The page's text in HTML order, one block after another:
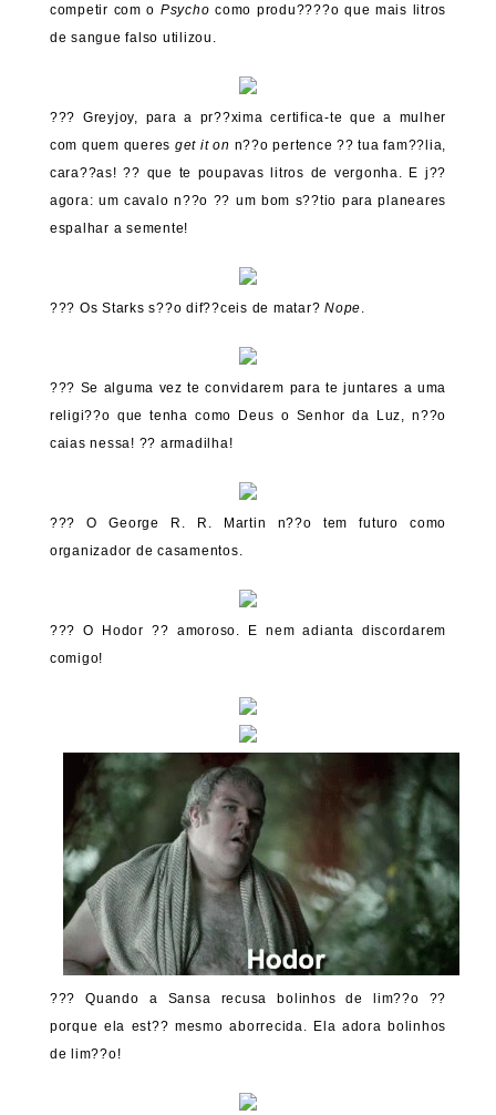
competir com o Psycho como produ????o que mais litros
de sangue falso utilizou.
??? Greyjoy, para a pr??xima certifica-te que a mulher
com quem queres get it on n??o pertence ?? tua fam??lia,
cara??as! ?? que te poupavas litros de vergonha. E j??
agora: um cavalo n??o ?? um bom s??tio para planeares
espalhar a semente!
??? Os Starks s??o dif??ceis de matar?Nope
??? Se alguma vez te convidarem para te juntares a uma
religi??o que tenha como Deus o Senhor da Luz, n??o
caias nessa! ?? armadilha!
??? O George R. R. Martin n??o tem futuro como
organizador de casamentos.
??? O Hodor ?? amoroso. E nem adianta discordarem
comigo!
??? Quando a Sansa recusa bolinhos de lim??o ??
porque ela est?? mesmo aborrecida. Ela adora bolinhos
de lim??o!